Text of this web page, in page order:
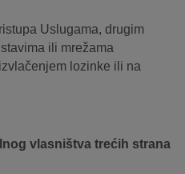
Uslugama, drugim
ili mrežama
lozinke ili na
vlasništva trećih strana